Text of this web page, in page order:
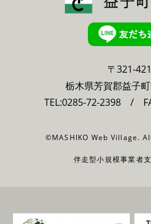
〒321-
栃木県芳賀郡益子
TEL:0285-72-2398/
©MASHIKO Web Village.
伴走型小規模事業者